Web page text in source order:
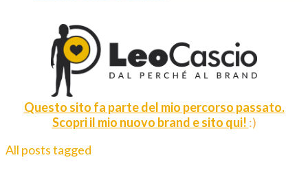
Questo sito fa parte del mio percorso passato.
Scopri il mio nuovo brand e sito qui! :)
All posts tagged